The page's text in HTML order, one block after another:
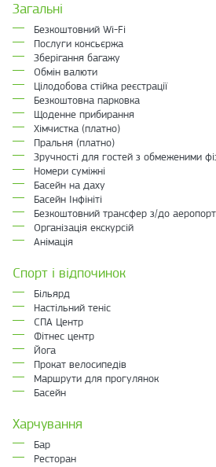
Загальні
Безкоштовний Wi-Fi
Послуги консьєржа
Зберігання багажу
Обмін валюти
Цілодобова стійка реєстрації
Безкоштовна парковка
Щоденне прибирання
Хімчистка (платно)
Пральня (платно)
Зручності для гостей з обмеженими
Номери суміжні
Басейн на даху
Басейн Інфініті
Безкоштовний трансфер з/до
Організація екскурсій
Анімація
Спорт і відпочинок
Більярд
Настільний теніс
СПА Центр
Фітнес центр
Йога
Прокат велосипедів
Маршрути для прогулянок
Басейн
Харчування
Бар
Ресторан